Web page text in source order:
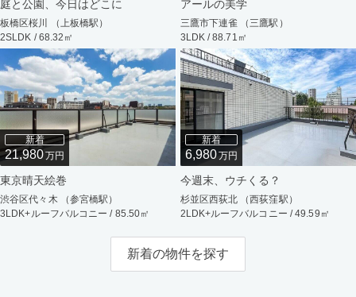
庭と公園、今日はどこに
板橋区桜川 （上板橋駅）
2SLDK / 68.32㎡
アールの美学
三鷹市下連雀 （三鷹駅）
3LDK / 88.71㎡
新着
21,980万円
東京晴天絵巻
渋谷区代々木 （参宮橋駅）
3LDK+ルーフバルコニー / 85.50㎡
新着
6,980万円
今週末、ウチくる？
杉並区西荻北 （西荻窪駅）
2LDK+ルーフバルコニー / 49.59㎡
新着の物件を探す